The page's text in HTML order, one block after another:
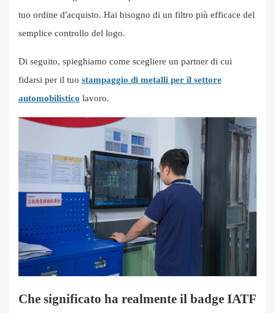
tuo ordine d'acquisto. Hai bisogno di un filtro più efficace del
semplice controllo del logo.
Di seguito, spieghiamo come scegliere un partner di cui
fidarsi per il tuo stampaggio di metalli per il settore
automobilistico lavoro.
Che significato ha realmente il badge IATF